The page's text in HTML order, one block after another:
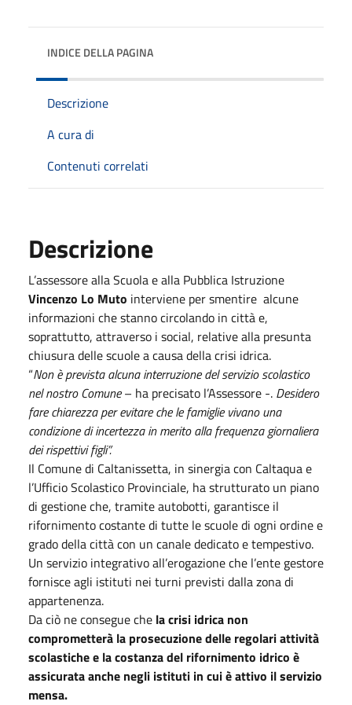
INDICE DELLA PAGINA
Descrizione
A cura di
Contenuti correlati
Descrizione
L’assessore alla Scuola e alla Pubblica Istruzione
Vincenzo Lo Muto interviene per smentire alcune
informazioni che stanno circolando in città e,
soprattutto, attraverso i social, relative alla presunta
chiusura delle scuole a causa della crisi idrica.
“Non è prevista alcuna interruzione del servizio scolastico
nel nostro Comune– ha precisato l’Assessore -. Desidero
fare chiarezza per evitare che le famiglie vivano una
condizione di incertezza in merito alla frequenza giornaliera
dei rispettivi figli”.
Il Comune di Caltanissetta, in sinergia con Caltaqua e
l’Ufficio Scolastico Provinciale, ha strutturato un piano
di gestione che, tramite autobotti, garantisce il
rifornimento costante di tutte le scuole di ogni ordine e
grado della città con un canale dedicato e tempestivo.
Un servizio integrativo all’erogazione che l’ente gestore
fornisce agli istituti nei turni previsti dalla zona di
appartenenza.
Da ciò ne consegue che la crisi idrica non
comprometterà la prosecuzione delle regolari attività
scolastiche e la costanza del rifornimento idrico è
assicurata anche negli istituti in cui è attivo il servizio
mensa.